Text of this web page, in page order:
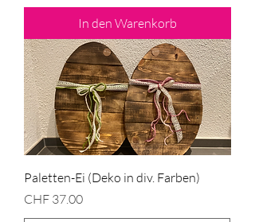
In den Warenkorb
Paletten-Ei (Deko in div. Farben)
Preis
CHF 37.00